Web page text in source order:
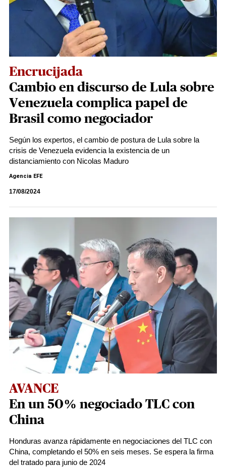
Encrucijada
Cambio en discurso de Lula sobre
Venezuela complica papel de
Brasil como negociador
Según los expertos, el cambio de postura de Lula sobre la
crisis de Venezuela evidencia la existencia de un
distanciamiento con Nicolas Maduro
Agencia EFE
17/08/2024
AVANCE
En un 50% negociado TLC con
China
Honduras avanza rápidamente en negociaciones del TLC con
China, completando el 50% en seis meses. Se espera la firma
del tratado para junio de 2024